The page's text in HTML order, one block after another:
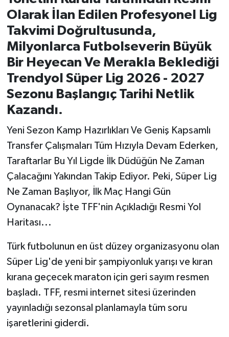
Olarak İlan Edilen Profesyonel Lig
Takvimi Doğrultusunda,
Milyonlarca Futbolseverin Büyük
Bir Heyecan Ve Merakla Beklediği
Trendyol Süper Lig 2026 - 2027
Sezonu Başlangıç Tarihi Netlik
Kazandı.
Yeni Sezon Kamp Hazırlıkları Ve Geniş Kapsamlı
Transfer Çalışmaları Tüm Hızıyla Devam Ederken,
Taraftarlar Bu Yıl Ligde İlk Düdüğün Ne Zaman
Çalacağını Yakından Takip Ediyor. Peki, Süper Lig
Ne Zaman Başlıyor, İlk Maç Hangi Gün
Oynanacak? İşte TFF'nin Açıkladığı Resmi Yol
Haritası...
Türk futbolunun en üst düzey organizasyonu olan
Süper Lig'de yeni bir şampiyonluk yarışı ve kıran
kırana geçecek maraton için geri sayım resmen
başladı. TFF, resmi internet sitesi üzerinden
yayınladığı sezonsal planlamayla tüm soru
işaretlerini giderdi.
İvrindi
KENT GÜNDEMİ
Kepsut
KÜLTÜR-SANAT
MAGAZİN
Manyas
OLAY
Resmi İlanlar
SAĞLIK
Savaştepe